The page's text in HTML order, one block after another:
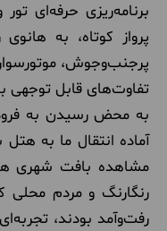
برنامه‌ریزی حرفه‌ای
پرواز کوتاه، به
پرجنب‌وجوش،
تفاوت‌های قابل توجهی
به محض رسیدن به
آماده انتقال ما به
مشاهده بافت شهری
رنگارنگ و مردم
رفت‌وآمد بودند،